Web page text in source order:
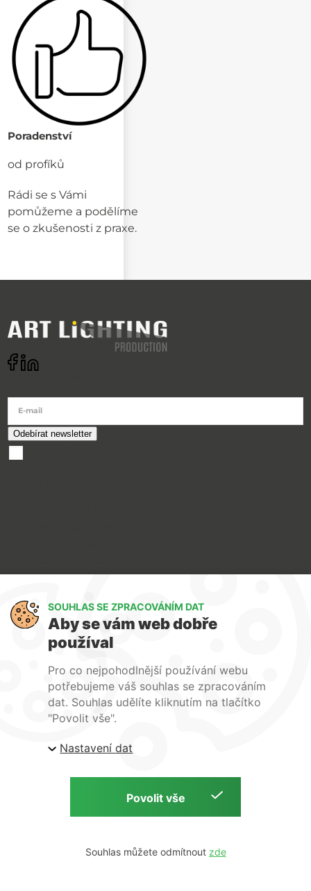
Poradenství
od profíků
Rádi se s Vámi
pomůžeme a podělíme
se o zkušenosti z praxe.
E-mail
O nás
Kontakty
| ARTlighting.cz, Komenského 427 Újezd u Brna, 664
Copyright © 2026 | ARTlighting.cz | by
SOUHLAS SE ZPRACOVÁNÍM DAT
Aby se vám web dobře
používal
Pro co nejpohodlnější používání webu
potřebujeme váš souhlas se zpracováním
dat. Souhlas udělíte kliknutím na tlačítko
"Povolit vše".
Nastavení dat
Souhlas můžete odmítnout